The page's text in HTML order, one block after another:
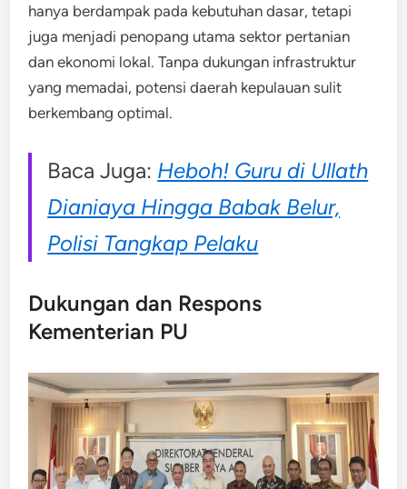
hanya berdampak pada kebutuhan dasar, tetapi
juga menjadi penopang utama sektor pertanian
dan ekonomi lokal. Tanpa dukungan infrastruktur
yang memadai, potensi daerah kepulauan sulit
berkembang optimal.
Baca Juga: Heboh! Guru di Ullath
Dianiaya Hingga Babak Belur,
Polisi Tangkap Pelaku
Dukungan dan Respons
Kementerian PU